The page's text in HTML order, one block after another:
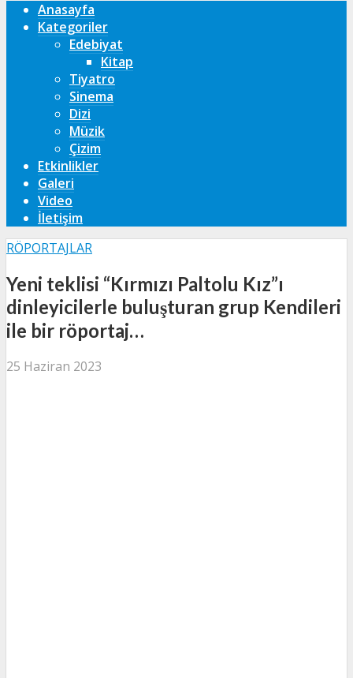
Anasayfa
Kategoriler
Edebiyat
Kitap
Tiyatro
Sinema
Dizi
Müzik
Çizim
Etkinlikler
Galeri
Video
İletişim
RÖPORTAJLAR
Yeni teklisi “Kırmızı Paltolu Kız”ı
dinleyicilerle buluşturan grup Kendileri
ile bir röportaj…
25 Haziran 2023